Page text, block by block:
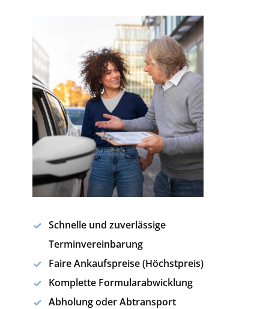
Schnelle und zuverlässige
Terminvereinbarung
Faire Ankaufspreise (Höchstpreis)
Komplette Formularabwicklung
Abholung oder Abtransport